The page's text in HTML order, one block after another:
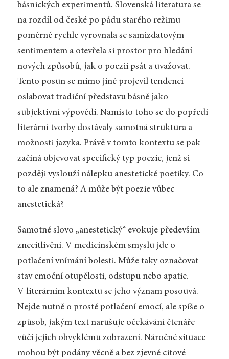
básnických experimentů. Slovenská literatura se
na rozdíl od české po pádu starého režimu
poměrně rychle vyrovnala se samizdatovým
sentimentem a otevřela si prostor pro hledání
nových způsobů, jak o poezii psát a uvažovat.
Tento posun se mimo jiné projevil tendencí
oslabovat tradiční představu básně jako
subjektivní výpovědi. Namísto toho se do popředí
literární tvorby dostávaly samotná struktura a
možnosti jazyka. Právě v tomto kontextu se pak
začíná objevovat specifický typ poezie, jenž si
později vyslouží nálepku anestetické poetiky. Co
to ale znamená? A může být poezie vůbec
anestetická?
Samotné slovo „anestetický“ evokuje především
znecitlivění. V medicínském smyslu jde o
potlačení vnímání bolesti. Může taky označovat
stav emoční otupělosti, odstupu nebo apatie.
V literárním kontextu se jeho význam posouvá.
Nejde nutně o prosté potlačení emocí, ale spíše o
způsob, jakým text narušuje očekávání čtenáře
vůči jejich obvyklému zobrazení. Náročné situace
mohou být podány věcně a bez zjevné citové